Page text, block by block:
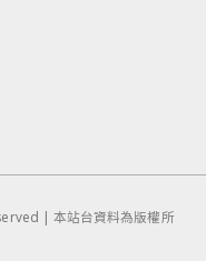
| 本站台資料為版權所